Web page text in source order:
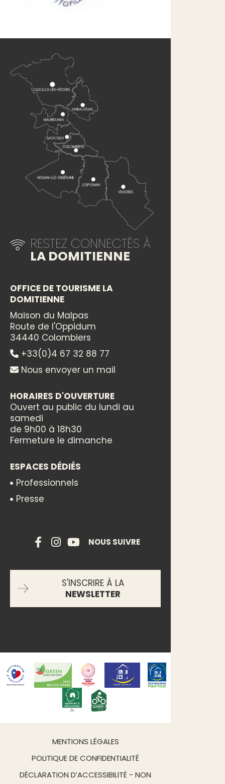
RESTEZ CONNECTÉS À
LA DOMITIENNE
OFFICE DE TOURISME LA
DOMITIENNE
Maison du Malpas
Route de l'Oppidum
34440 Colombiers
+33(0)4 67 32 88 77
Nous envoyer un mail
HORAIRES D'OUVERTURE
Ouvert au public du lundi au
samedi
de 9h00 à 18h30
Fermeture le dimanche
ESPACES DÉDIÉS
Professionnels
Presse
NOUS SUIVRE
S'INSCRIRE À LA
NEWSLETTER
MENTIONS LÉGALES
POLITIQUE DE CONFIDENTIALITÉ
DÉCLARATION D’ACCESSIBILITÉ - NON